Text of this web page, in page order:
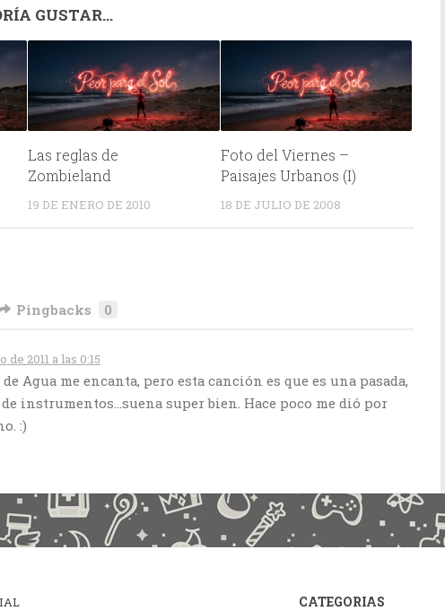
GUSTAR...
Las reglas de
Zombieland
19 DE ENERO DE 2010
Foto del Viernes –
Paisajes Urbanos (I)
18 DE JULIO DE 2008
Pingbacks 0
2011 a las 0:15
Agua me encanta, pero esta canción es que es una pasada,
instrumentos…suena super bien. Hace poco me dió por
:)
CATEGORIAS